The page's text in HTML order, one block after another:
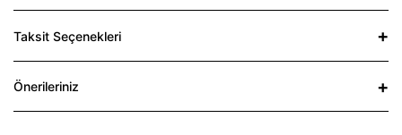
Taksit Seçenekleri
Önerileriniz